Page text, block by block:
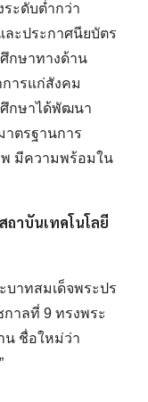
ะดับต่ำกว่า
ะประกาศนียบัตร
กษาทางด้าน
ารแก่สังคม
กษาได้พัฒนา
าตรฐานการ
มีความพร้อมใน
ถาบันเทคโนโลยี
บาทสมเด็จพระปร
าลที่ 9 ทรงพระ
น ชื่อใหม่ว่า